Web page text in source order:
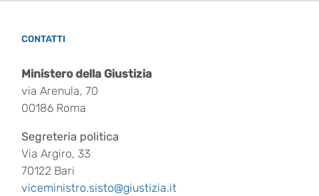
CONTATTI
Ministero della Giustizia
via Arenula, 70
00186 Roma
Segreteria politica
Via Argiro, 33
70122 Bari
viceministro.sisto@giustizia.it